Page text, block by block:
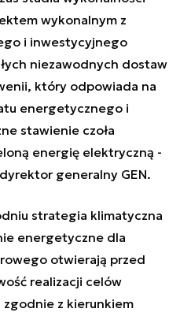
wykonalnym z
i inwestycyjnego
niezawodnych dostaw
który odpowiada na
energetycznego i
stawienie czoła
energię elektryczną -
generalny GEN.
strategia klimatyczna
energetyczne dla
otwierają przed
realizacji celów
zgodnie z kierunkiem